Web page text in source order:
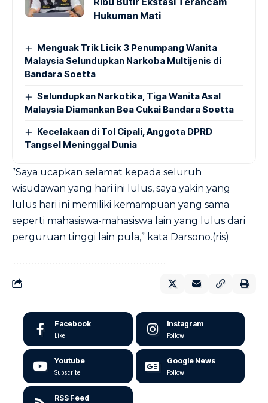
Hukuman Mati
Menguak Trik Licik 3 Penumpang Wanita
Malaysia Selundupkan Narkoba Multijenis di
Bandara Soetta
Selundupkan Narkotika, Tiga Wanita Asal
Malaysia Diamankan Bea Cukai Bandara Soetta
Kecelakaan di Tol Cipali, Anggota DPRD
Tangsel Meninggal Dunia
”Saya ucapkan selamat kepada seluruh
wisudawan yang hari ini lulus, saya yakin yang
lulus hari ini memiliki kemampuan yang sama
seperti mahasiswa-mahasiswa lain yang lulus dari
perguruan tinggi lain pula,” kata Darsono.(ris)
Facebook
Like
Instagram
Follow
Youtube
Subscribe
Google News
Follow
RSS Feed